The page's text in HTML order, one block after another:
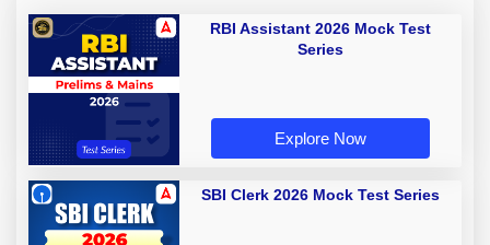
RBI Assistant 2026 Mock Test
Series
Explore Now
SBI Clerk 2026 Mock Test Series